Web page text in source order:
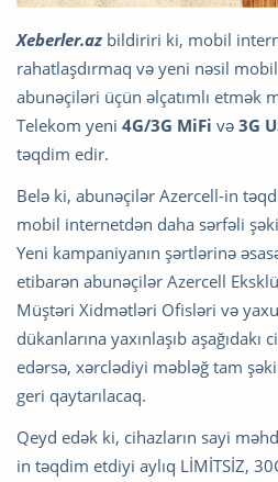
Xeberler.az bildiriri ki, mobil
rahatlaşdırmaq və yeni nəsil
abunəçiləri üçün əlçatımlı etmək
Telekom yeni 4G/3G MiFi və 3G
təqdim edir.
Belə ki, abunəçilər Azercell-in
mobil internetdən daha sərfəli
Yeni kampaniyanın şərtlərinə
etibarən abunəçilər Azercell
Müştəri Xidmətləri Ofisləri və
dükanlarına yaxınlaşıb
edərsə, xərclədiyi məbləğ tam
geri qaytarılacaq.
Qeyd edək ki, cihazların sayi
in təqdim etdiyi aylıq LİMİTSİZ,